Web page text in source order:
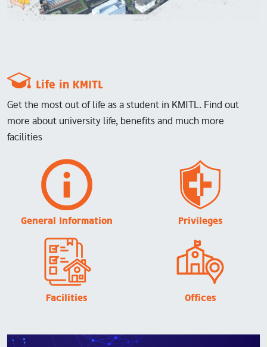
Life in KMITL
Get the most out of life as a student in KMITL. Find out
more about university life, benefits and much more
facilities
Image
General Information
Image
Privileges
Image
Facilities
Image
Offices